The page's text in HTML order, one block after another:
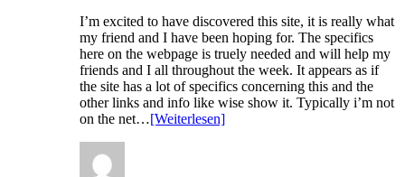
I’m excited to have discovered this site, it is really what
my friend and I have been hoping for. The specifics
here on the webpage is truely needed and will help my
friends and I all throughout the week. It appears as if
the site has a lot of specifics concerning this and the
other links and info like wise show it. Typically i’m not
on the net…[Weiterlesen]